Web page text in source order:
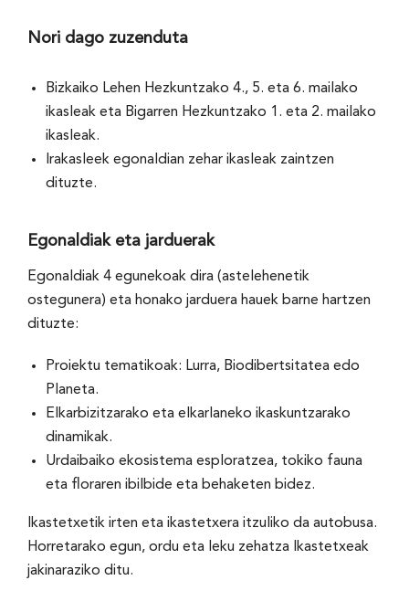
Nori dago zuzenduta
Bizkaiko Lehen Hezkuntzako 4., 5. eta 6. mailako
ikasleak eta Bigarren Hezkuntzako 1. eta 2. mailako
ikasleak.
Irakasleek egonaldian zehar ikasleak zaintzen
dituzte.
Egonaldiak eta jarduerak
Egonaldiak 4 egunekoak dira (astelehenetik
ostegunera) eta honako jarduera hauek barne hartzen
dituzte:
Proiektu tematikoak: Lurra, Biodibertsitatea edo
Planeta.
Elkarbizitzarako eta elkarlaneko ikaskuntzarako
dinamikak.
Urdaibaiko ekosistema esploratzea, tokiko fauna
eta floraren ibilbide eta behaketen bidez.
Ikastetxetik irten eta ikastetxera itzuliko da autobusa.
Horretarako egun, ordu eta leku zehatza Ikastetxeak
jakinaraziko ditu.